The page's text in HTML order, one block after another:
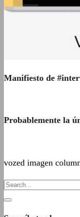
Manifiesto de
Probablemente la
vozed imagen